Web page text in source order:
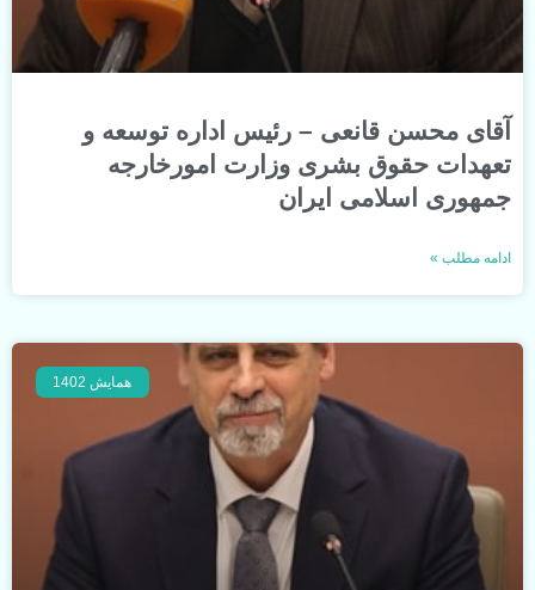
آقای محسن قانعی – رئیس اداره توسعه و
تعهدات حقوق بشری وزارت امورخارجه
جمهوری اسلامی ایران
ادامه مطلب »
همایش 1402